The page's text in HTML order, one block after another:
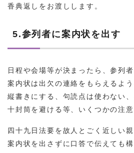
香典返しをお渡しします。
5.参列者に案内状を出す
日程や会場等が決まったら、参列
案内状は出欠の連絡をもらえるよ
縦書きにする、句読点は使わない
十封筒を避ける等、いくつかの注意
四十九日法要を故人とごく近しい
案内状を出さずに口答で伝えても構